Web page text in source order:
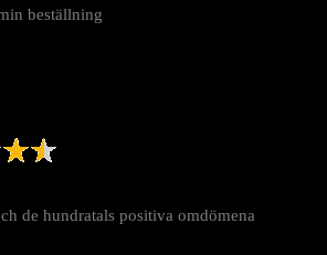
beställning
de hundratals positiva omdömena